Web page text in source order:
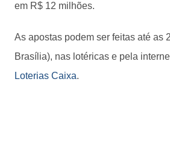
em R$ 12 milhões.
As apostas podem ser feitas até as
Brasília), nas lotéricas e pela
Loterias Caixa.